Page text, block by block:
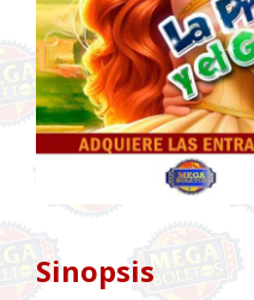
Sinopsis